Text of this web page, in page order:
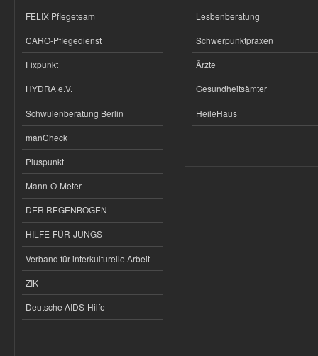
FELIX Pflegeteam
CARO-Pflegedienst
Fixpunkt
HYDRA e.V.
Schwulenberatung Berlin
manCheck
Pluspunkt
Mann-O-Meter
DER REGENBOGEN
HILFE-FÜR-JUNGS
Verband für interkulturelle Arbeit
ZIK
Deutsche AIDS-Hilfe
Lesbenberatung
Schwerpunktpraxen
Ärzte
Gesundheitsämter
HeileHaus